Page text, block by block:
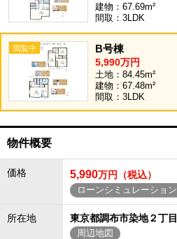
建物：67.69m²
間取：3LDK
B号棟
5,990万円
土地：84.45m²
建物：67.48m²
間取：3LDK
物件概要
価格 5,990万円（税込）
ローンシミュレーション
所在地 東京都調布市染地２丁目
周辺地図